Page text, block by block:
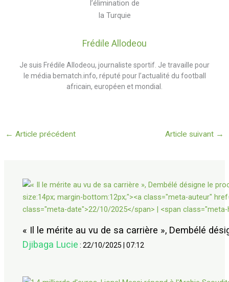
Frédile Allodeou
Je suis Frédile Allodeou, journaliste sportif. Je travaille pour
le média bematch.info, réputé pour l’actualité du football
africain, européen et mondial.
← Article précédent Article suivant →
« Il le mérite au vu de sa carrière », Dembélé
Djibaga Lucie :22/10/2025 |07:12